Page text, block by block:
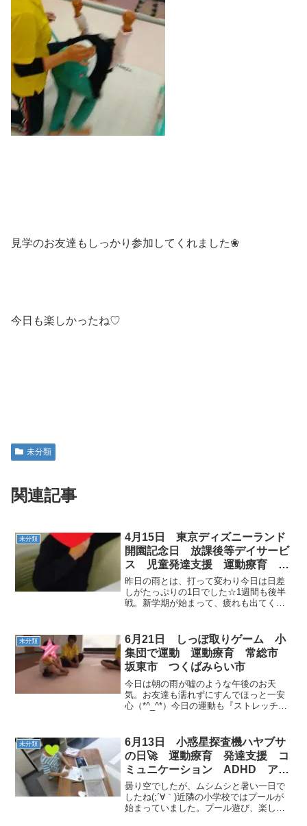
見学のお友達もしっかり参加してくれました❀
今日も楽しかったね♡
未分類
関連記事
未分類
4月15日 東京ディズニーランド
開園記念日 放課後等デイサービ
ス 児童発達支援 運動療育 見
学・体験随時募集☆ 常総市 つ
くばみらい市
昨日の雨とは、打って変わり今日は日差
しがたっぷりの1日でした☆1週間も後半
戦。新学期が始まって、疲れも出てくる
今日は、教室の内での過ごし方がいつも
と少し違って運動の前に...
未分類
6月21日 しっぽ取りゲーム 小
集団で運動 運動療育 常総市
坂東市 つくばみらい市
今日は朝の雨が嘘のような午後のお天
気。お友達も濡れずにすんでほっと一安
心（*^_^*）今日の運動も『ストレッチ』
りゲーム』１回目と２回目は走って相手
のしっぽを取...
未分類
6月13日 小惑星探査機ハヤブサ
の日🚀 運動療育 発達支援 コ
ミュニケーション ADHD アス
ペルガー 自閉症 ダウン症 放
課後等デイサービス 児童発達支
援 常総市 つくばみらい市 坂
曇り空でしたが、ムシムシと暑い一日で
したね(;´∀｀)近隣の小学校ではプールが
始まっていました。プール遊び、楽しそ